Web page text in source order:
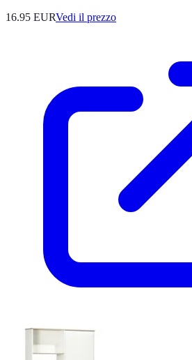
16.95 EURVedi il prezzo